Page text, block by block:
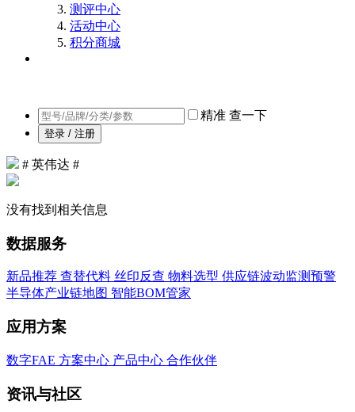
测评中心
活动中心
积分商城
精准 查一下
登录 / 注册
# 英伟达 #
没有找到相关信息
数据服务
新品推荐 查替代料 丝印反查 物料选型 供应链波动监测预警
半导体产业链地图 智能BOM管家
应用方案
数字FAE 方案中心 产品中心 合作伙伴
资讯与社区